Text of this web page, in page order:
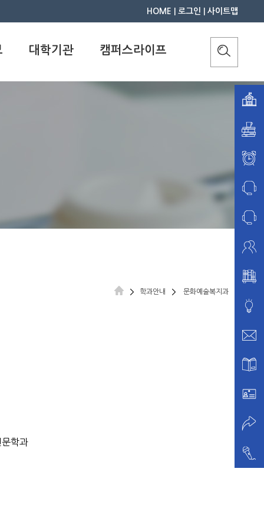
HOME 로그인 사이트맵
대학기관 캠퍼스라이프
학과안내 문화예술복지과
학과